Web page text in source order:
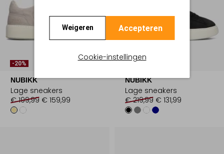
Weigeren Accepteren
Cookie-instellingen
-20%
NUBIKK
Lage sneakers
€ 199,99 € 159,99
-40%
NUBIKK
Lage sneakers
€ 219,99 € 131,99